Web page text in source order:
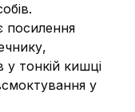
посилення
у тонкій кишці
у